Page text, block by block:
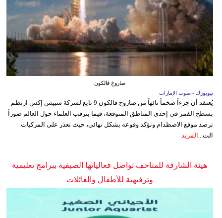
صاروخ فالكون
نيويورك - صوت الإمارات
يُعتقد أن جزءاً ضخماً تائهاً من صاروخ فالكون 9 تابع لشركة سبيس إكس ارتطم
بسطح القمر في إحدى المناطق المتوقعة، فيما يترقب العلماء حول العالم صوراً
ترصد موقع الاصطدام وتؤكد وقوعه بشكل نهائي، حيث تعذر على المركبات
الت... المزيد
هيئة الشارقة للمتاحف تواصل فعالياتها الصيفية ببرامج تعليمية
وترفيهية للأطفال والعائلات